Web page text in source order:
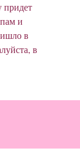
придет
и
в
в